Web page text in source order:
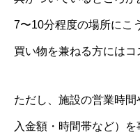
7〜10分程度の場所にこ
買い物を兼ねる方にはコ
ただし、施設の営業時
入金額・時間帯など）